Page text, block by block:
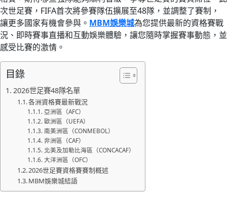
次世足賽，FIFA首次將參賽隊伍擴展至48隊，並調整了賽制，
讓更多國家有機會參與。 MBM娛樂城為您提供最新的資格賽戰
況、即時賽事直播和互動娛樂體驗，讓您隨時掌握賽事動態，並
感受比賽的激情。
目錄
2026世足賽48隊名單
各洲資格賽最新戰況
亞洲區（AFC）
歐洲區（UEFA）
南美洲區（CONMEBOL）
非洲區（CAF）
北美及加勒比海區（CONCACAF）
大洋洲區（OFC）
2026世足賽資格賽賽制概述
MBM娛樂城結語